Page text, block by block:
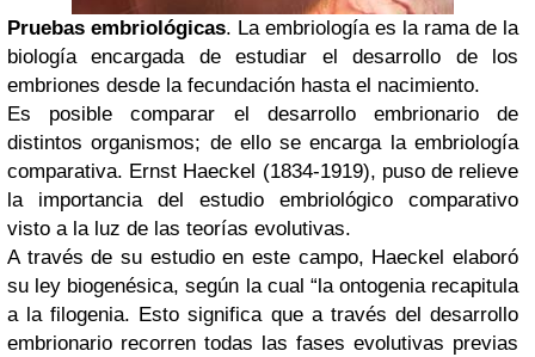
Pruebas embriológicas. La embriología es la rama de la
biología encargada de estudiar el desarrollo de los
embriones desde la fecundación hasta el nacimiento.
Es posible comparar el desarrollo embrionario de
distintos organismos; de ello se encarga la embriología
comparativa. Ernst Haeckel (1834-1919), puso de relieve
la importancia del estudio embriológico comparativo
visto a la luz de las teorías evolutivas.
A través de su estudio en este campo, Haeckel elaboró
su ley biogenésica, según la cual “la ontogenia recapitula
a la filogenia. Esto significa que a través del desarrollo
embrionario recorren todas las fases evolutivas previas